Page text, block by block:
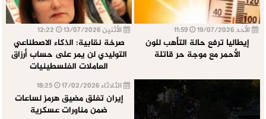
الأحد 19/07/2026
إيطاليا ترفع حالة التأهب للون
الأحمر مع موجة حر قاتلة
الأثنين 13/07/2026
صرخة نقابية: الذكاء الاصطناعي
التوليدي لن يمر على حساب أرزاق
العاملات الفلسطينيات
الثلاثاء 17/02/2026
إيران تغلق مضيق هرمز لساعات
ضمن مناورات عسكرية